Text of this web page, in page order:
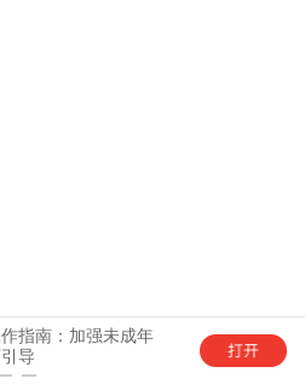
指南：加强未成年
导
中国